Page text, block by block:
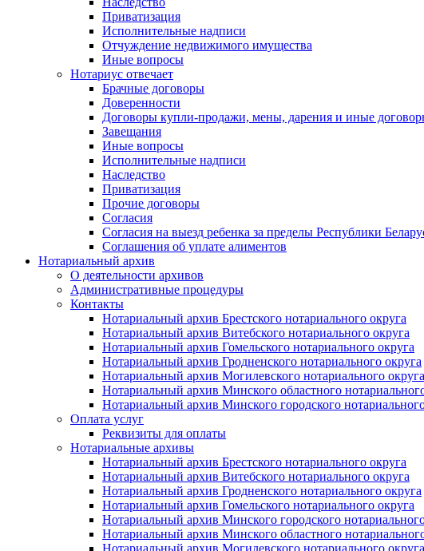
Приватизация
Исполнительные надписи
Отчуждение недвижимого имущества
Иные вопросы
Нотариус отвечает
Брачные договоры
Доверенности
Договоры купли-продажи, мены, дарения и иные
Завещания
Иные вопросы
Исполнительные надписи
Наследство
Приватизация
Прочие договоры
Согласия
Согласия на выезд ребенка за пределы Республики
Соглашения об уплате алиментов
Нотариальный архив
О деятельности архивов
Административные процедуры
Контакты
Нотариальный архив Брестского нотариального округа
Нотариальный архив Витебского нотариального округа
Нотариальный архив Гомельского нотариального округа
Нотариальный архив Гродненского нотариального округа
Нотариальный архив Могилевского нотариального округа
Нотариальный архив Минского областного
Нотариальный архив Минского городского
Оплата услуг
Реквизиты для оплаты
Нотариальные архивы
Нотариальный архив Брестского нотариального округа
Нотариальный архив Витебского нотариального округа
Нотариальный архив Гродненского нотариального округа
Нотариальный архив Гомельского нотариального округа
Нотариальный архив Минского городского
Нотариальный архив Минского областного
Нотариальный архив Могилевского нотариального округа